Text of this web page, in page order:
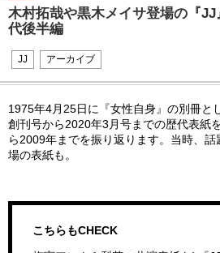
木村拓哉や黒木メイサ登場の『
代後半編
JJ アーカイブ
1975年4月25日に『女性自身』の別冊と
創刊号から2020年3月号までの歴代表紙
ら2009年までを振り返ります。当時、
場の表紙も。
こちらもCHECK